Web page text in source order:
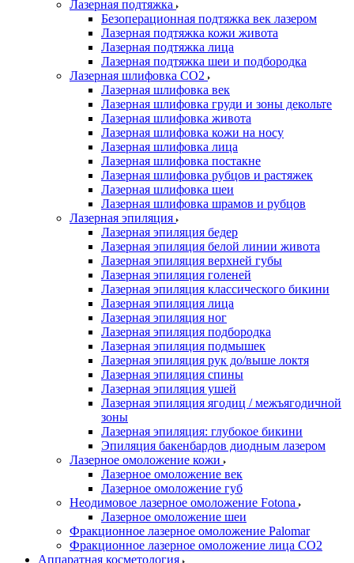
Лазерная подтяжка
Безоперационная подтяжка век лазером
Лазерная подтяжка кожи живота
Лазерная подтяжка лица
Лазерная подтяжка шеи и подбородка
Лазерная шлифовка CO2
Лазерная шлифовка век
Лазерная шлифовка груди и зоны декольте
Лазерная шлифовка живота
Лазерная шлифовка кожи на носу
Лазерная шлифовка лица
Лазерная шлифовка постакне
Лазерная шлифовка рубцов и растяжек
Лазерная шлифовка шеи
Лазерная шлифовка шрамов и рубцов
Лазерная эпиляция
Лазерная эпиляция бедер
Лазерная эпиляция белой линии живота
Лазерная эпиляция верхней губы
Лазерная эпиляция голеней
Лазерная эпиляция классического бикини
Лазерная эпиляция лица
Лазерная эпиляция ног
Лазерная эпиляция подбородка
Лазерная эпиляция подмышек
Лазерная эпиляция рук до/выше локтя
Лазерная эпиляция спины
Лазерная эпиляция ушей
Лазерная эпиляция ягодиц / межъягодичной
зоны
Лазерная эпиляция: глубокое бикини
Эпиляция бакенбардов диодным лазером
Лазерное омоложение кожи
Лазерное омоложение век
Лазерное омоложение губ
Неодимовое лазерное омоложение Fotona
Лазерное омоложение шеи
Фракционное лазерное омоложение Palomar
Фракционное лазерное омоложение лица СО2
Аппаратная косметология